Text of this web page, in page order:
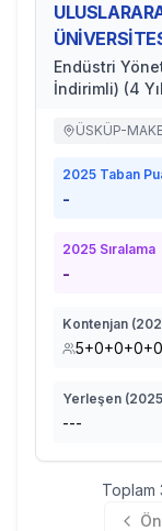
Endüstri
İndirimli) (4
ÜSKÜP-
2025 Taban
-
2025 Sıralama
-
Kontenjan (
5+0+0+0+0
Yerleşen (2025
---
Toplam